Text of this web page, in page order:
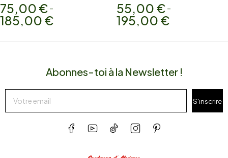
75,00 € –
185,00 €
55,00 € –
195,00 €
Abonnes-toi à la Newsletter !
S'inscrire